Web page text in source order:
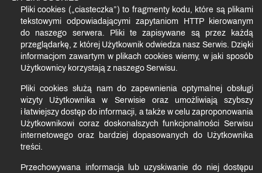
Pliki cookies („ciasteczka”) to fragmenty kodu, które są plikami
tekstowymi odpowiadającymi zapytaniom HTTP kierowanym
do naszego serwera. Pliki te zapisywane są przez każdą
przeglądarkę, z której Użytkownik odwiedza nasz Serwis. Dzięki
informacjom zawartym w plikach cookies wiemy, w jaki sposób
Użytkownicy korzystają z naszego Serwisu.
Pliki cookies służą nam do zapewnienia optymalnej obsługi
wizyty Użytkownika w Serwisie oraz umożliwiają szybszy
i łatwiejszy dostęp do informacji, a także w celu zaproponowania
Użytkownikowi coraz doskonalszych funkcjonalności Serwisu
internetowego oraz bardziej dopasowanych do Użytkownika
treści.
Przechowywana informacja lub uzyskiwanie do niej dostępu